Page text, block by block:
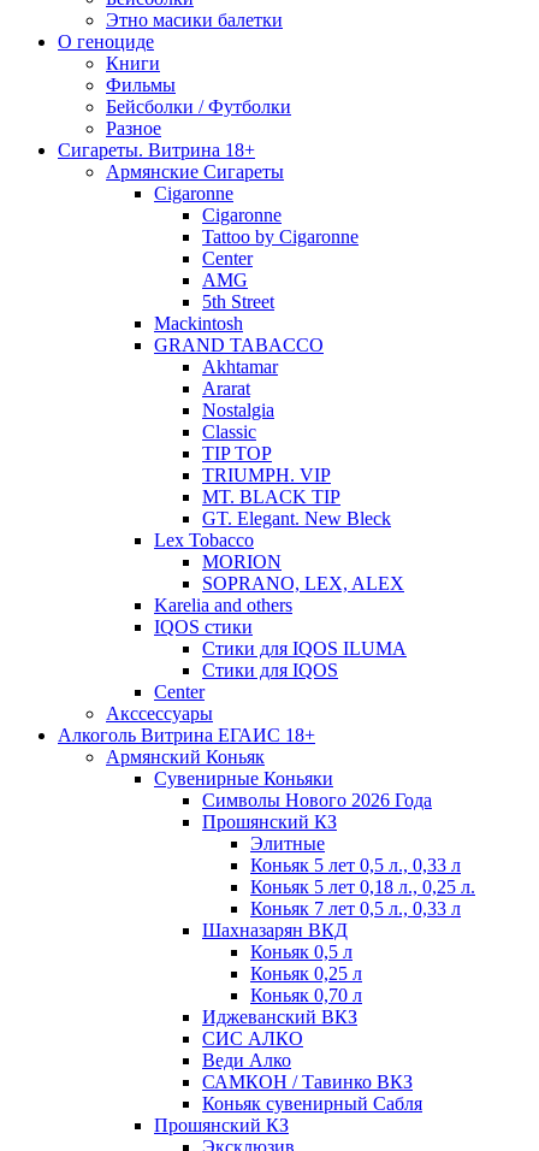
Этно масики балетки
О геноциде
Книги
Фильмы
Бейсболки / Футболки
Разное
Сигареты. Витрина 18+
Армянские Сигареты
Cigaronne
Cigaronne
Tattoo by Cigaronne
Center
AMG
5th Street
Mackintosh
GRAND TABACCO
Akhtamar
Ararat
Nostalgia
Classic
TIP TOP
TRIUMPH. VIP
MT. BLACK TIP
GT. Elegant. New Bleck
Lex Tobacco
MORION
SOPRANO, LEX, ALEX
Karelia and others
IQOS стики
Стики для IQOS ILUMA
Стики для IQOS
Сenter
Акссессуары
Алкоголь Витрина ЕГАИС 18+
Армянский Коньяк
Сувенирные Коньяки
Символы Нового 2026 Года
Прошянский КЗ
Элитные
Коньяк 5 лет 0,5 л., 0,33 л
Коньяк 5 лет 0,18 л., 0,25 л.
Коньяк 7 лет 0,5 л., 0,33 л
Шахназарян ВКД
Коньяк 0,5 л
Коньяк 0,25 л
Коньяк 0,70 л
Иджеванский ВКЗ
СИС АЛКО
Веди Алко
САМКОН / Тавинко ВКЗ
Коньяк сувенирный Сабля
Прошянский КЗ
Эксклюзив